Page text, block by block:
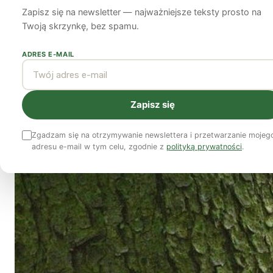
Redakcja3 grudnia 20186 min czytania
Zapisz się na newsletter — najważniejsze teksty prosto na
Twoją skrzynkę, bez spamu.
ADRES E-MAIL
Zapisz się
Zgadzam się na otrzymywanie newslettera i przetwarzanie
adresu e-mail w tym celu, zgodnie z polityką prywatności.